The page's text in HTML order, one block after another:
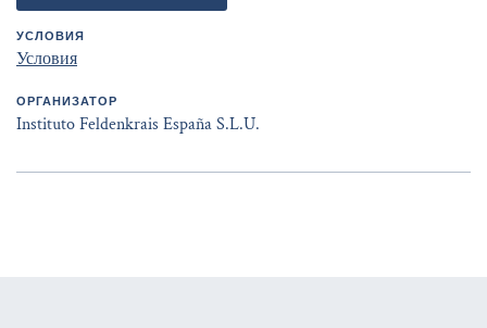
УСЛОВИЯ
Условия
ОРГАНИЗАТОР
Instituto Feldenkrais España S.L.U.